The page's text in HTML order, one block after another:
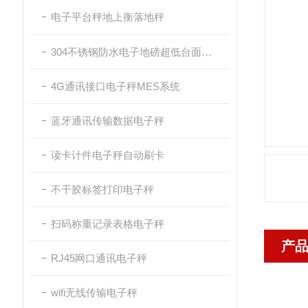
电子平台秤地上衡落地秤
304不锈钢防水电子地磅超低台面带斜坡
4G通讯接口电子秤MES系统
蓝牙通讯传输数据电子秤
读卡计件电子秤自动刷卡
不干胶标签打印电子秤
扫码称重记录表格电子秤
RJ45网口通讯电子秤
wifi无线传输电子秤
产